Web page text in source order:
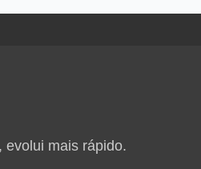
evolui mais rápido.